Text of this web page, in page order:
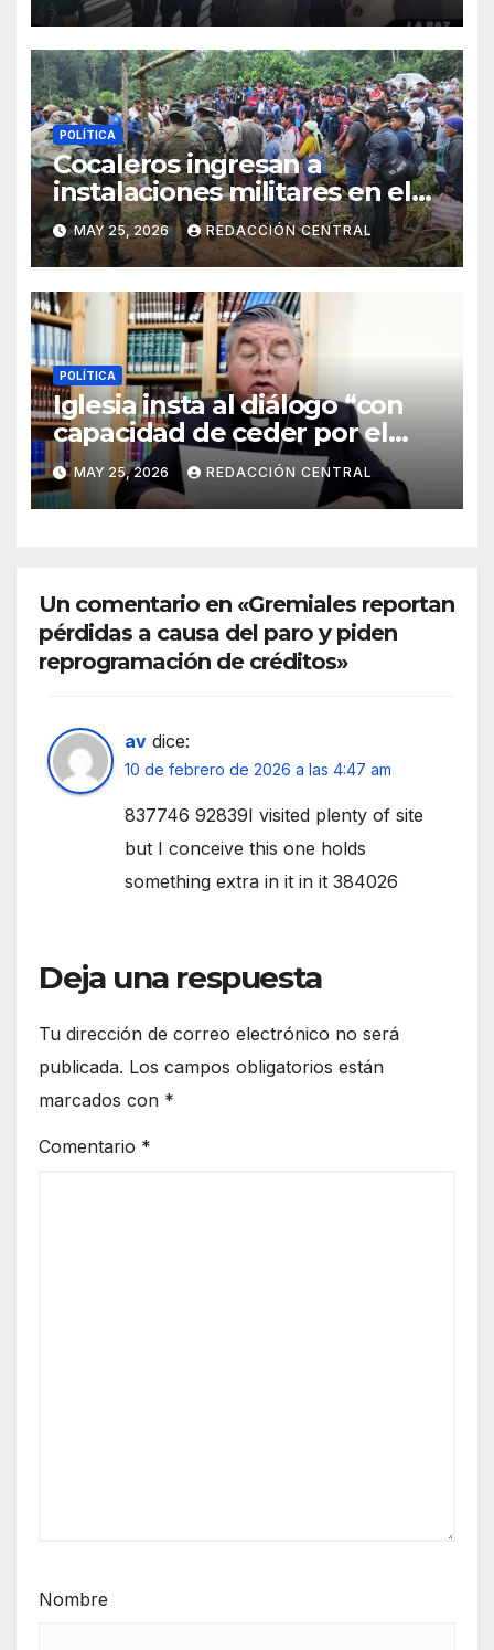
POLÍTICA
Cocaleros ingresan a
instalaciones militares en el
Trópico: “No aceptaremos un
estado de sitio”
MAY 25, 2026 REDACCIÓN CENTRAL
POLÍTICA
Iglesia insta al diálogo “con
capacidad de ceder por el
bien del país” y reitera su
disposición de mediador
MAY 25, 2026 REDACCIÓN CENTRAL
Un comentario en «Gremiales reportan
pérdidas a causa del paro y piden
reprogramación de créditos»
av dice:
10 de febrero de 2026 a las 4:47 am
837746 92839I visited plenty of site
but I conceive this one holds
something extra in it in it 384026
Deja una respuesta
Tu dirección de correo electrónico no será
publicada. Los campos obligatorios están
marcados con *
Comentario *
Nombre